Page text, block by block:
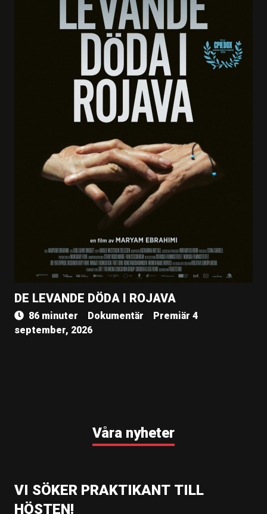
DE LEVANDE DÖDA I ROJAVA
86 minuter Dokumentär
Premiär 4
september, 2026
Våra nyheter
VI SÖKER PRAKTIKANT TILL
HÖSTEN!